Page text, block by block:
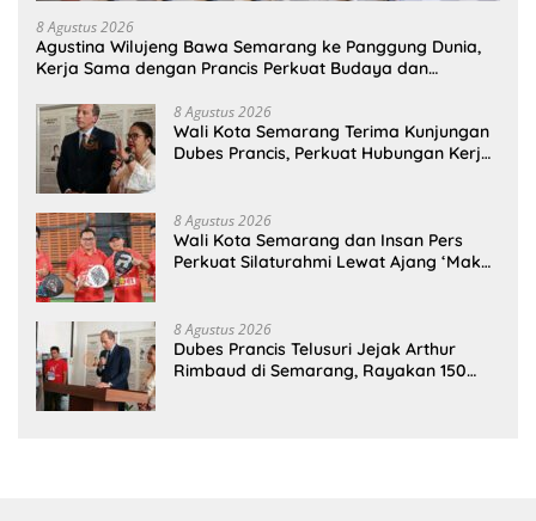
8 Agustus 2026
Agustina Wilujeng Bawa Semarang ke Panggung Dunia,
Kerja Sama dengan Prancis Perkuat Budaya dan
8 Agustus 2026
Wali Kota Semarang Terima Kunjungan
Dubes Prancis, Perkuat Hubungan Kerja
8 Agustus 2026
Wali Kota Semarang dan Insan Pers
Perkuat Silaturahmi Lewat Ajang ‘Mak
8 Agustus 2026
Dubes Prancis Telusuri Jejak Arthur
Rimbaud di Semarang, Rayakan 150